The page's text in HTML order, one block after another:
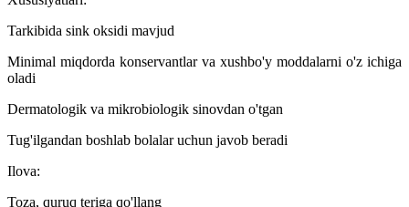
Tarkibida sink oksidi mavjud
Minimal miqdorda konservantlar va xushbo'y moddalarni o'z ichiga
oladi
Dermatologik va mikrobiologik sinovdan o'tgan
Tug'ilgandan boshlab bolalar uchun javob beradi
Ilova:
Toza, quruq teriga qo'llang